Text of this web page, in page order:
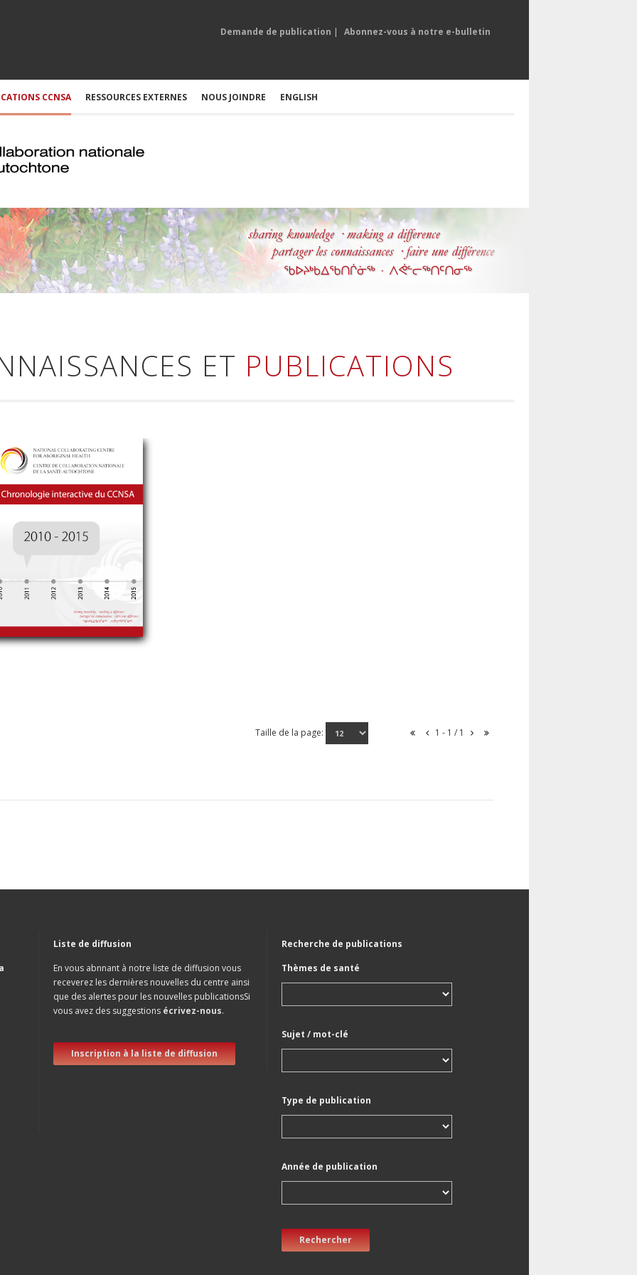
Demande de publication | Abonnez-vous à notre e-bulletin
CCNSA RESSOURCES EXTERNES NOUS JOINDRE ENGLISH
ET PUBLICATIONS
Taille de la page: 1 - 1 / 1
Liste de diffusion
En vous abnnant à notre liste de diffusion vous
receverez les dernières nouvelles du centre ainsi
que des alertes pour les nouvelles publicationsSi
vous avez des suggestions écrivez-nous.
Inscription à la liste de diffusion
Recherche de publications
Thèmes de santé
Sujet / mot-clé
Type de publication
Année de publication
Rechercher